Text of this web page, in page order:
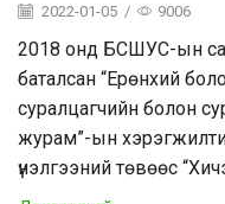
2022-01-05 / 9006
2018 онд БСШУС-ын
баталсан “Ерөнхий
суралцагчийн болон
журам”-ын
үнэлгээний төвөөс